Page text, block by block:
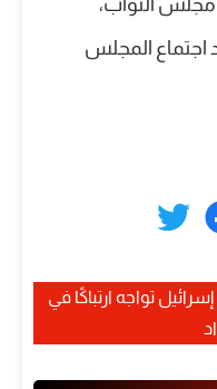
النواب،
المجلس
تواجه ارتباكًا في